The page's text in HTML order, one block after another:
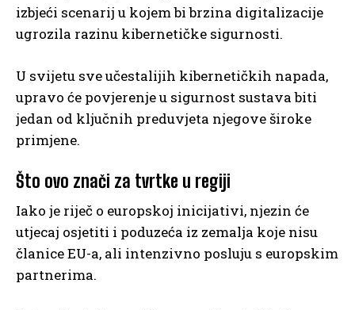
izbjeći scenarij u kojem bi brzina digitalizacije
ugrozila razinu kibernetičke sigurnosti.
U svijetu sve učestalijih kibernetičkih napada,
upravo će povjerenje u sigurnost sustava biti
jedan od ključnih preduvjeta njegove široke
primjene.
Što ovo znači za tvrtke u regiji
Iako je riječ o europskoj inicijativi, njezin će
utjecaj osjetiti i poduzeća iz zemalja koje nisu
članice EU-a, ali intenzivno posluju s europskim
partnerima.